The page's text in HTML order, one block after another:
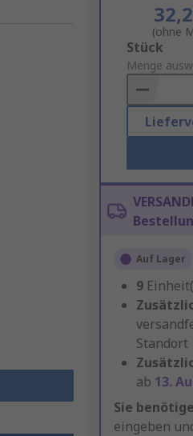
(ohne
Add
to
Basket
Stück
Menge
Auf Lager
9
Standort
ab 13.
Sie
eingeben